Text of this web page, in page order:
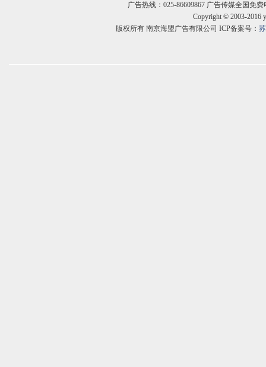
广告热线：025-86609867 广告传媒全国免费
Copyright © 2003-2016
版权所有 南京海盟广告有限公司 ICP备案号：